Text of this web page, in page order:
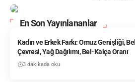
En Son Yayınlananlar
Kadın ve Erkek Farkı: Omuz Genişliği, Bel
Çevresi, Yağ Dağılımı, Bel-Kalça Oranı
3 dakikada oku